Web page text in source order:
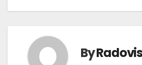
By